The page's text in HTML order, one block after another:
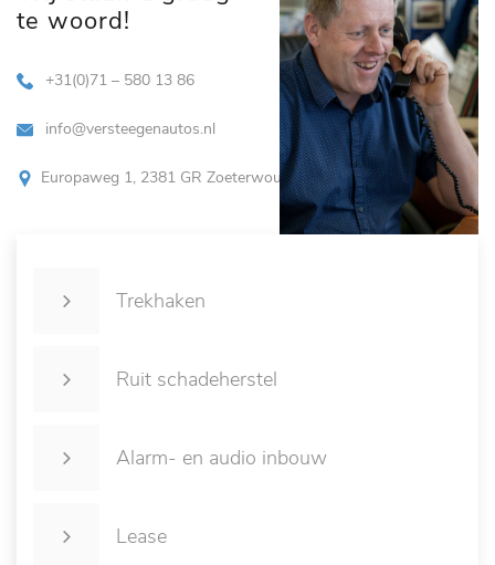
te woord!
+31(0)71 – 580 13 86
info@versteegenautos.nl
Europaweg 1, 2381 GR Zoeterwoude
Trekhaken
Ruit schadeherstel
Alarm- en audio inbouw
Lease